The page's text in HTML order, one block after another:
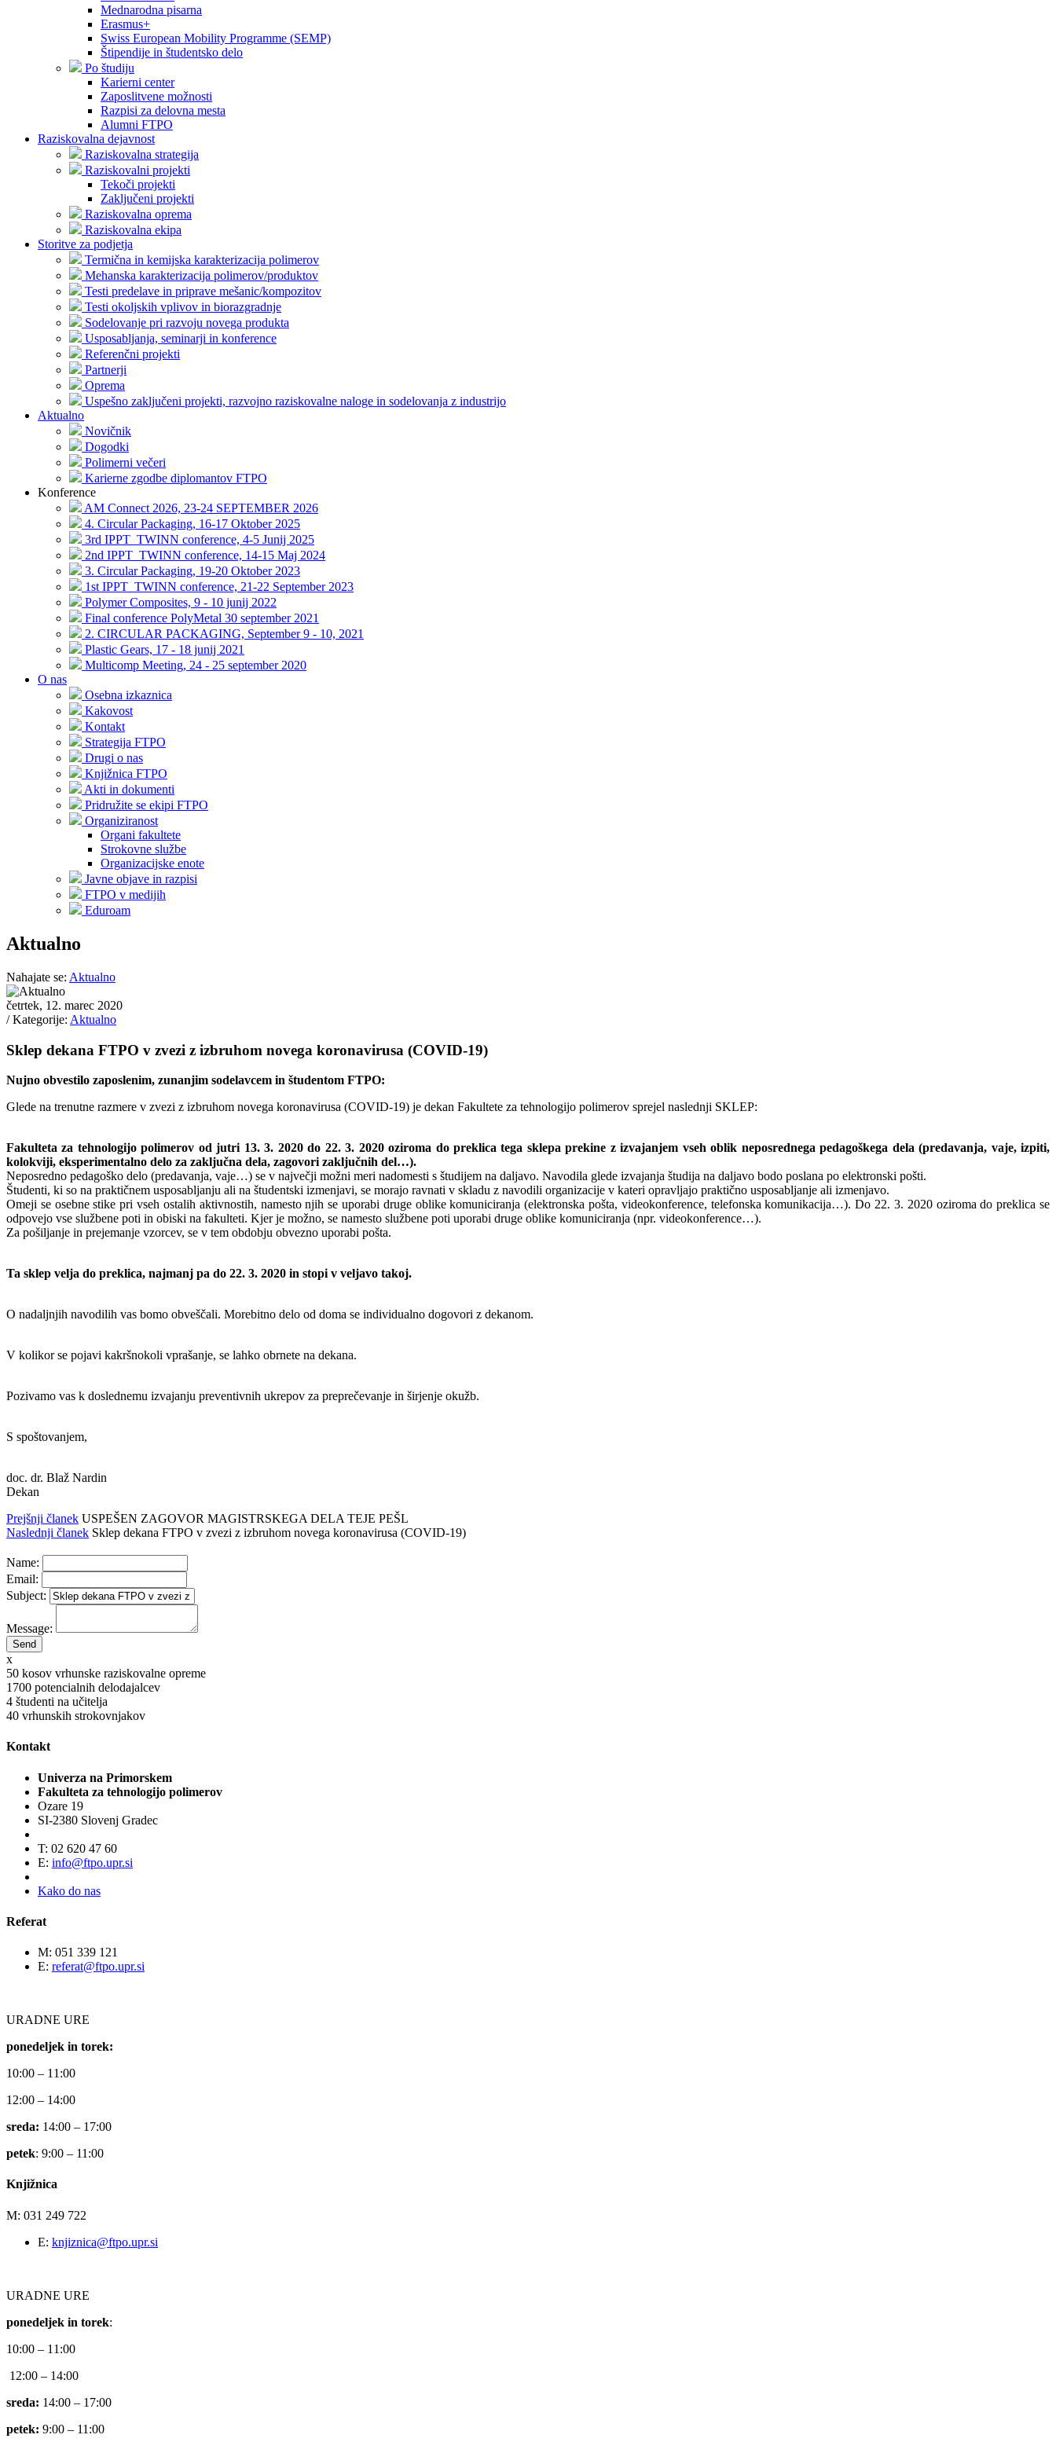
Mednarodna pisarna
Erasmus+
Swiss European Mobility Programme (SEMP)
Štipendije in študentsko delo
Po študiju
Karierni center
Zaposlitvene možnosti
Razpisi za delovna mesta
Alumni FTPO
Raziskovalna dejavnost
Raziskovalna strategija
Raziskovalni projekti
Tekoči projekti
Zaključeni projekti
Raziskovalna oprema
Raziskovalna ekipa
Storitve za podjetja
Termična in kemijska karakterizacija polimerov
Mehanska karakterizacija polimerov/produktov
Testi predelave in priprave mešanic/kompozitov
Testi okoljskih vplivov in biorazgradnje
Sodelovanje pri razvoju novega produkta
Usposabljanja, seminarji in konference
Referenčni projekti
Partnerji
Oprema
Uspešno zaključeni projekti, razvojno raziskovalne naloge in sodelovanja z industrijo
Aktualno
Novičnik
Dogodki
Polimerni večeri
Karierne zgodbe diplomantov FTPO
Konference
AM Connect 2026, 23-24 SEPTEMBER 2026
4. Circular Packaging, 16-17 Oktober 2025
3rd IPPT_TWINN conference, 4-5 Junij 2025
2nd IPPT_TWINN conference, 14-15 Maj 2024
3. Circular Packaging, 19-20 Oktober 2023
1st IPPT_TWINN conference, 21-22 September 2023
Polymer Composites, 9 - 10 junij 2022
Final conference PolyMetal 30 september 2021
2. CIRCULAR PACKAGING, September 9 - 10, 2021
Plastic Gears, 17 - 18 junij 2021
Multicomp Meeting, 24 - 25 september 2020
O nas
Osebna izkaznica
Kakovost
Kontakt
Strategija FTPO
Drugi o nas
Knjižnica FTPO
Akti in dokumenti
Pridružite se ekipi FTPO
Organiziranost
Organi fakultete
Strokovne službe
Organizacijske enote
Javne objave in razpisi
FTPO v medijih
Eduroam
Aktualno
Nahajate se: Aktualno
četrtek, 12. marec 2020
/ Kategorije: Aktualno
Sklep dekana FTPO v zvezi z izbruhom novega koronavirusa (COVID-19)
Nujno obvestilo zaposlenim, zunanjim sodelavcem in študentom FTPO:
Glede na trenutne razmere v zvezi z izbruhom novega koronavirusa (COVID-19) je dekan Fakultete za tehnologijo polimerov sprejel naslednji SKLEP:
Fakulteta za tehnologijo polimerov od jutri 13. 3. 2020 do 22. 3. 2020 oziroma do preklica tega sklepa prekine z izvajanjem vseh oblik neposrednega pedagoškega dela (predavanja, vaje, izpiti,
kolokviji, eksperimentalno delo za zaključna dela, zagovori zaključnih del…).
Neposredno pedagoško delo (predavanja, vaje…) se v največji možni meri nadomesti s študijem na daljavo. Navodila glede izvajanja študija na daljavo bodo poslana po elektronski pošti.
Študenti, ki so na praktičnem usposabljanju ali na študentski izmenjavi, se morajo ravnati v skladu z navodili organizacije v kateri opravljajo praktično usposabljanje ali izmenjavo.
Omeji se osebne stike pri vseh ostalih aktivnostih, namesto njih se uporabi druge oblike komuniciranja (elektronska pošta, videokonference, telefonska komunikacija…). Do 22. 3. 2020 oziroma do preklica se
odpovejo vse službene poti in obiski na fakulteti. Kjer je možno, se namesto službene poti uporabi druge oblike komuniciranja (npr. videokonference…).
Za pošiljanje in prejemanje vzorcev, se v tem obdobju obvezno uporabi pošta.
Ta sklep velja do preklica, najmanj pa do 22. 3. 2020 in stopi v veljavo takoj.
O nadaljnjih navodilih vas bomo obveščali. Morebitno delo od doma se individualno dogovori z dekanom.
V kolikor se pojavi kakršnokoli vprašanje, se lahko obrnete na dekana.
Pozivamo vas k doslednemu izvajanju preventivnih ukrepov za preprečevanje in širjenje okužb.
S spoštovanjem,
doc. dr. Blaž Nardin
Dekan
Prejšnji članek USPEŠEN ZAGOVOR MAGISTRSKEGA DELA TEJE PEŠL
Naslednji članek Sklep dekana FTPO v zvezi z izbruhom novega koronavirusa (COVID-19)
Name:
Email:
Subject:
Message:
x
50 kosov vrhunske raziskovalne opreme
1700 potencialnih delodajalcev
4 študenti na učitelja
40 vrhunskih strokovnjakov
Kontakt
Univerza na Primorskem
Fakulteta za tehnologijo polimerov
Ozare 19
SI-2380 Slovenj Gradec
T: 02 620 47 60
E: info@ftpo.upr.si
Kako do nas
Referat
M: 051 339 121
E: referat@ftpo.upr.si
URADNE URE
ponedeljek in torek:
10:00 – 11:00
12:00 – 14:00
sreda: 14:00 – 17:00
petek: 9:00 – 11:00
Knjižnica
M: 031 249 722
E: knjiznica@ftpo.upr.si
URADNE URE
ponedeljek in torek:
10:00 – 11:00
12:00 – 14:00
sreda: 14:00 – 17:00
petek: 9:00 – 11:00